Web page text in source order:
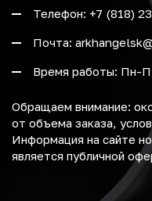
Телефон: +7 (818)
Почта:
Время работы: Пн-
Обращаем внимание:
от объема заказа,
Информация на сайте
является публичной